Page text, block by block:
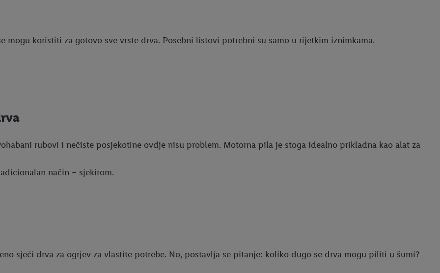
koristiti za gotovo sve vrste drva. Posebni listovi potrebni su samo u rijetkim iznimkama.
rubovi i nečiste posjekotine ovdje nisu problem. Motorna pila je stoga idealno prikladna kao alat za
način – sjekirom.
sjeći drva za ogrjev za vlastite potrebe. No, postavlja se pitanje: koliko dugo se drva mogu piliti u šumi?